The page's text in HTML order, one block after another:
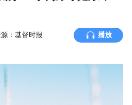
：基督时报 播放